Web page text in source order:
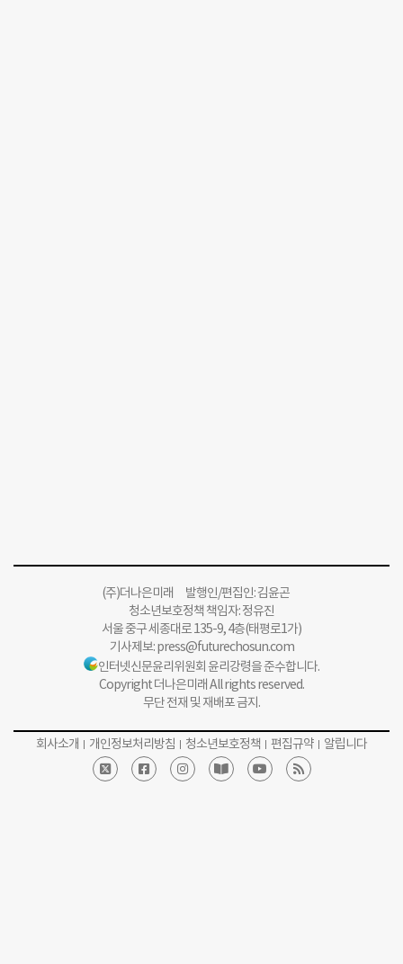
(주)더나은미래 발행인/편집인: 김윤곤
청소년보호정책 책임자: 정유진
서울 중구 세종대로 135-9, 4층(태평로1가)
기사제보:press@futurechosun.com
인터넷신문윤리위원회 윤리강령을 준수합니다.
Copyright 더나은미래 All rights reserved.
무단 전재 및 재배포 금지.
회사소개 개인정보처리방침 청소년보호정책 편집규약 알립니다